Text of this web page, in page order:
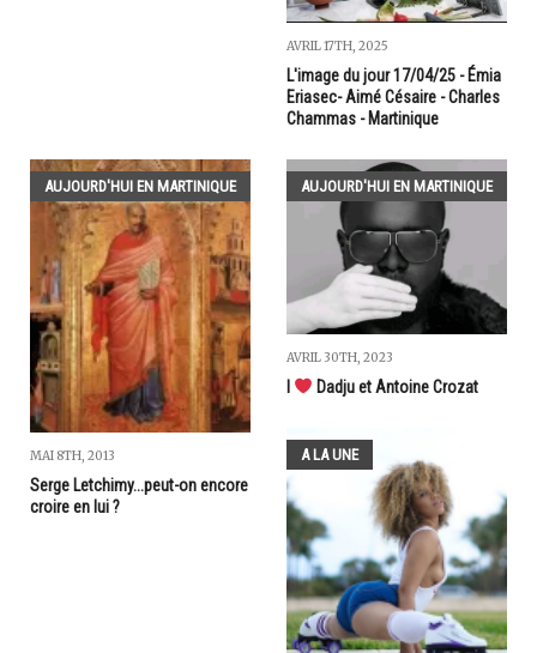
AVRIL 17TH, 2025
L'image du jour 17/04/25 - Émia
Eriasec- Aimé Césaire - Charles
Chammas - Martinique
AUJOURD'HUI EN MARTINIQUE
MAI 8TH, 2013
Serge Letchimy...peut-on encore
croire en lui ?
AUJOURD'HUI EN MARTINIQUE
AVRIL 30TH, 2023
Dadju et Antoine Crozat
A LA UNE